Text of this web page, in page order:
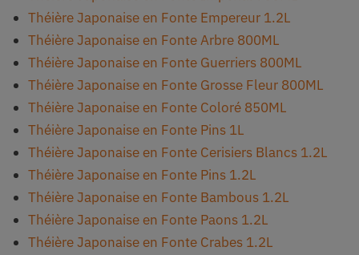
Théière Japonaise en Fonte Empereur 1.2L
Théière Japonaise en Fonte Arbre 800ML
Théière Japonaise en Fonte Guerriers 800ML
Théière Japonaise en Fonte Grosse Fleur 800ML
Théière Japonaise en Fonte Coloré 850ML
Théière Japonaise en Fonte Pins 1L
Théière Japonaise en Fonte Cerisiers Blancs 1.2L
Théière Japonaise en Fonte Pins 1.2L
Théière Japonaise en Fonte Bambous 1.2L
Théière Japonaise en Fonte Paons 1.2L
Théière Japonaise en Fonte Crabes 1.2L